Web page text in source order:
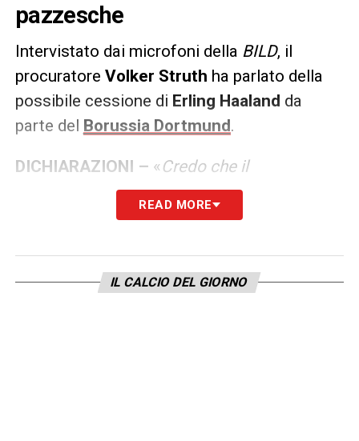
pazzesche
Intervistato dai microfoni della BILD, il
procuratore Volker Struth ha parlato della
possibile cessione di Erling Haaland da
parte del Borussia Dortmund.
DICHIARAZIONI – «Credo che il
trasferimento avverrà nel 2022. Haaland ha
una clausola rescissoria.Il pacchetto
probabilmente compresotra 250 e 300
READ MORE
IL CALCIO DEL GIORNO